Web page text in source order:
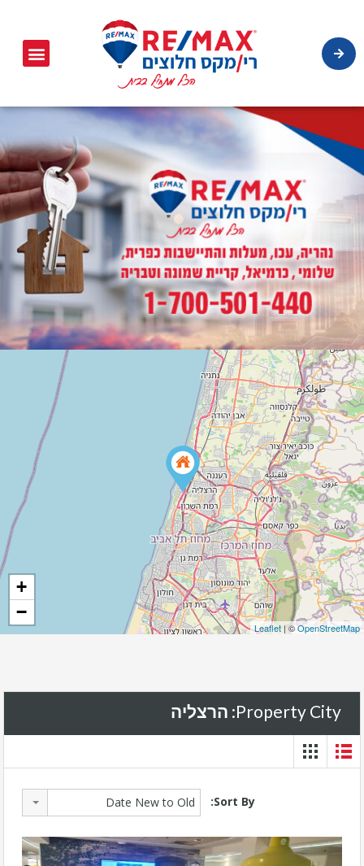
+
−
Leaflet | ©OpenStreetMap
Property City: הרצליה
Sort By:
Date New to Old